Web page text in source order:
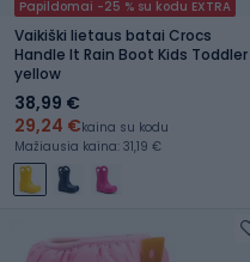
Papildomai -25 % su kodu EXTRA
Vaikiški lietaus batai Crocs
Handle It Rain Boot Kids Toddler
yellow
38,99 €
29,24 €kaina su kodu
Mažiausia kaina: 31,19 €